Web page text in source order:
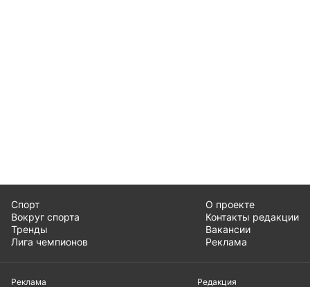
Спорт
Вокруг спорта
Тренды
Лига чемпионов
О проекте
Контакты редакции
Вакансии
Реклама
Реклама Редакция